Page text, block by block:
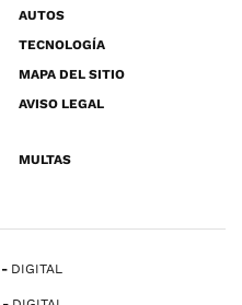
AUTOS
TECNOLOGÍA
MAPA DEL SITIO
AVISO LEGAL
MULTAS
DIGITAL